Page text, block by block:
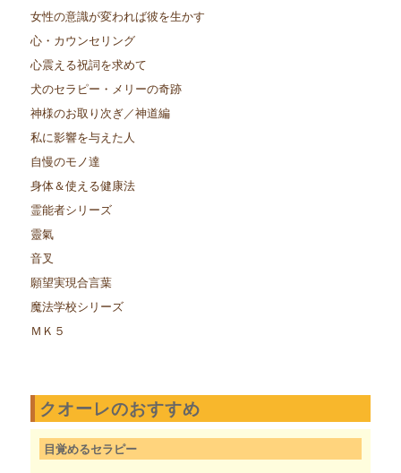
女性の意識が変われば彼を生かす
心・カウンセリング
心震える祝詞を求めて
犬のセラピー・メリーの奇跡
神様のお取り次ぎ／神道編
私に影響を与えた人
自慢のモノ達
身体＆使える健康法
霊能者シリーズ
靈氣
音叉
願望実現合言葉
魔法学校シリーズ
ＭＫ５
クオーレのおすすめ
目覚めるセラピー